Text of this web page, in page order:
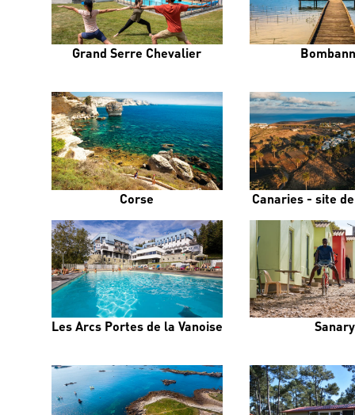
Grand Serre Chevalier
Corse Canaries - site
Les Arcs Portes de la Vanoise Sanary